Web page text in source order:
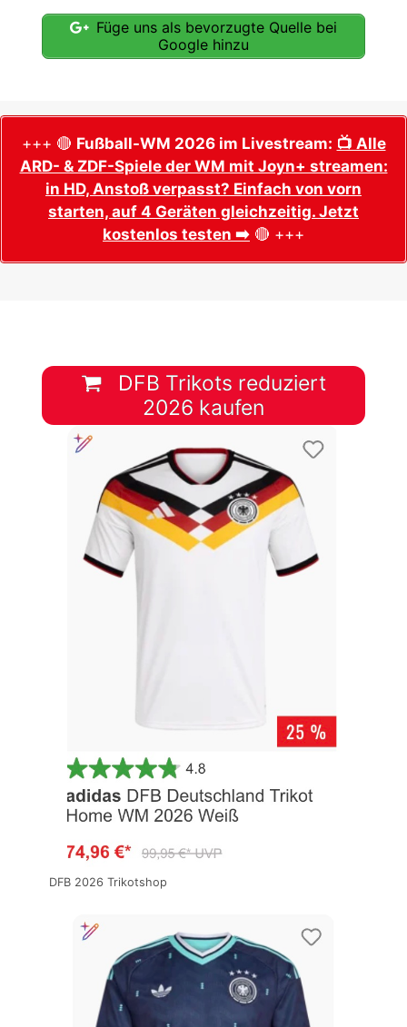
Füge uns als bevorzugte Quelle bei
Google hinzu
+++ 🔴 Fußball-WM 2026 im Livestream: 📺 Alle
ARD- & ZDF-Spiele der WM mit Joyn+ streamen:
in HD, Anstoß verpasst? Einfach von vorn
starten, auf 4 Geräten gleichzeitig. Jetzt
kostenlos testen ➡️ 🔴 +++
DFB Trikots reduziert
2026 kaufen
DFB 2026 Trikotshop